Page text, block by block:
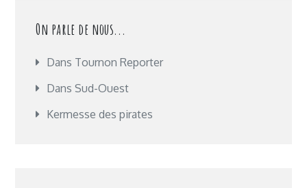
On parle de nous...
Dans Tournon Reporter
Dans Sud-Ouest
Kermesse des pirates